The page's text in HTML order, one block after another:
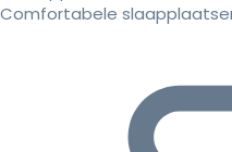
Comfortabele